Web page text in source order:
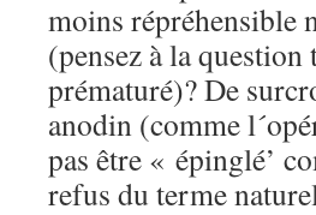
moins répréhensible
(pensez à la
prématuré)? De
anodin (comme
pas être « épinglé’
refus du terme